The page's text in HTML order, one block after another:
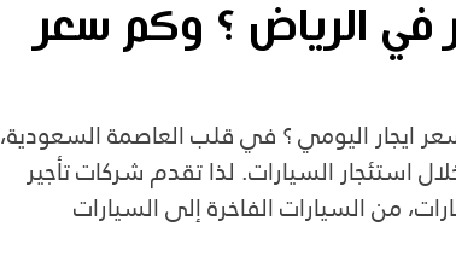
في الرياض ؟ وكم سعر
ايجار اليومي ؟ في قلب العاصمة السعودية،
استئجار السيارات. لذا تقدم شركات تأجير
من السيارات الفاخرة إلى السيارات